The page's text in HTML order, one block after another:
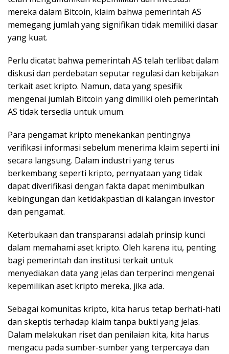
mereka dalam Bitcoin, klaim bahwa pemerintah AS
memegang jumlah yang signifikan tidak memiliki dasar
yang kuat.
Perlu dicatat bahwa pemerintah AS telah terlibat dalam
diskusi dan perdebatan seputar regulasi dan kebijakan
terkait aset kripto. Namun, data yang spesifik
mengenai jumlah Bitcoin yang dimiliki oleh pemerintah
AS tidak tersedia untuk umum.
Para pengamat kripto menekankan pentingnya
verifikasi informasi sebelum menerima klaim seperti ini
secara langsung. Dalam industri yang terus
berkembang seperti kripto, pernyataan yang tidak
dapat diverifikasi dengan fakta dapat menimbulkan
kebingungan dan ketidakpastian di kalangan investor
dan pengamat.
Keterbukaan dan transparansi adalah prinsip kunci
dalam memahami aset kripto. Oleh karena itu, penting
bagi pemerintah dan institusi terkait untuk
menyediakan data yang jelas dan terperinci mengenai
kepemilikan aset kripto mereka, jika ada.
Sebagai komunitas kripto, kita harus tetap berhati-hati
dan skeptis terhadap klaim tanpa bukti yang jelas.
Dalam melakukan riset dan penilaian kita, kita harus
mengacu pada sumber-sumber yang terpercaya dan